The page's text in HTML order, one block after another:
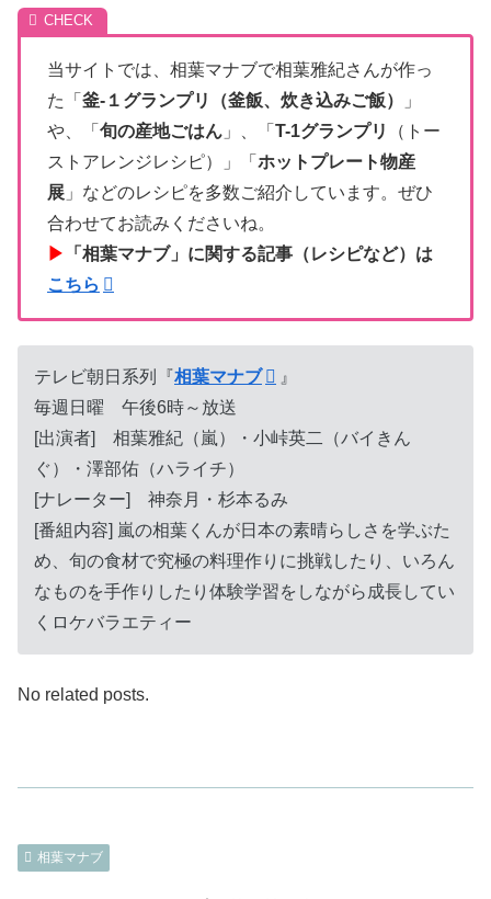
当サイトでは、相葉マナブで相葉雅紀さんが作っ
た「 釜-１グランプリ（釜飯、炊き込みご飯）
」
や、「 旬の産地ごはん 」、「 T-1グランプリ
（トー
ストアレンジレシピ）」「 ホットプレート物産
展 」などのレシピを多数ご紹介しています。ぜひ
合わせてお読みくださいね。
▶
「相葉マナブ」に関する記事（レシピなど）は
こちら
テレビ朝日系列『相葉マナブ
』
毎週日曜 午後6時～放送
[出演者] 相葉雅紀（嵐）・小峠英二（バイきん
ぐ）・澤部佑（ハライチ）
[ナレーター] 神奈月・杉本るみ
[番組内容] 嵐の相葉くんが日本の素晴らしさを学ぶた
め、旬の食材で究極の料理作りに挑戦したり、いろん
なものを手作りしたり体験学習をしながら成長してい
くロケバラエティー
No related posts.
相葉マナブ